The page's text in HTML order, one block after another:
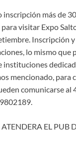
inscripción más de
visitar Expo
Inscripción
lo mismo que
instituciones
mencionado, para
comunicarse al
EL PUB